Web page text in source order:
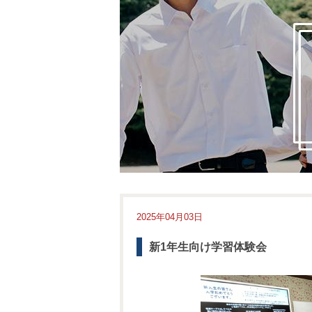
2025年04月03日
新1年生向け学習体験会